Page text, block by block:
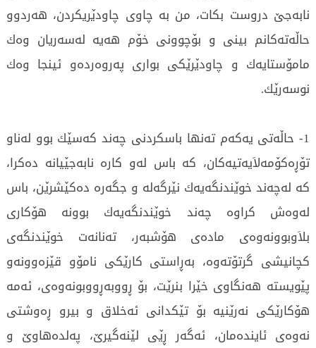
نابه‌جێ‌ دروست بكات، من به‌ چاوی‌ چاودێریكردن، هه‌ردوو
حاڵه‌ته‌كانم بینی‌ و بۆچوونی‌ خۆم هه‌یه‌ له‌سه‌ریان وه‌ك
مامۆستایه‌ك و چاودێرێكی‌ بواری‌ په‌روه‌رده‌و ئینجا وه‌ك
نوسه‌رێك.
1- حاڵه‌تی‌ یه‌كه‌م ته‌نها باسكردنی‌ چه‌ند كه‌سێك بوو له‌ناو
تۆڕه‌كۆمه‌لاَیه‌تیه‌كان، كه‌ باس له‌و كاره‌ نابه‌جێیانه‌ ده‌كرا،
كه‌ له‌چه‌ند خوێندنگه‌یه‌ك نێرگه‌له‌ و جگه‌ره‌ ده‌كێشرێن، باس
له‌وه‌ش كراوه‌ چه‌ند خوێندنگه‌یه‌ك بوونه‌ هۆكاری‌
بلاَوبوونه‌وه‌ی‌ ماده‌ی‌ هۆشبه‌ر، ته‌نانه‌ت خوێندنگه‌ی‌
كچانیشی‌ گرتۆته‌وه‌، به‌ڕاستی‌ كارێكی‌ نامۆو قێزه‌وونه‌و
پێویسته‌ هه‌نگاوی‌ خێرا بنرێت، بۆ ڕووبه‌ڕووبونه‌وه‌ی‌، ئه‌مه‌
هۆكارێكی‌ نه‌رێنیه‌ بۆ تێكدانی‌ ئه‌خلاق و بیرو ڕه‌وشتی‌
نه‌وه‌ی‌ ئاینده‌مان، ئه‌گه‌ر ڕێی‌ لێنه‌گیرێ‌، په‌لده‌هاوێ‌ و